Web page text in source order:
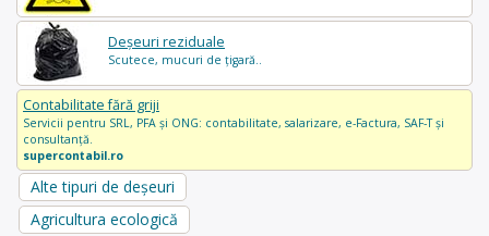
Deșeuri reziduale
Scutece, mucuri de țigară..
Contabilitate fără griji
Servicii pentru SRL, PFA și ONG: contabilitate, salarizare, e-Factura, SAF-T și
consultanță.
supercontabil.ro
Alte tipuri de deșeuri
Agricultura ecologică